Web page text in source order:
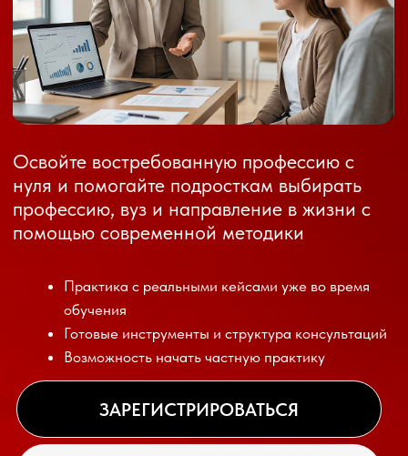
Освойте востребованную профессию с
нуля и помогайте подросткам выбирать
профессию, вуз и направление в жизни с
помощью современной методики
1000+
Выпускников
уже работают
в профессии
Высококвалифицированные
преподаватели
Успей купить со скидкой -20%
Практика с реальными кейсами уже во время
обучения
Возможность начать частную практику
БЕСПЛАТНАЯ КОНСУЛЬТАЦИЯ
ЗАРЕГИСТРИРОВАТЬСЯ